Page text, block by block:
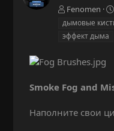
А
в
т
о
Fenomen
дымовые
эффект дыма
Smoke Fog and
Наполните свои